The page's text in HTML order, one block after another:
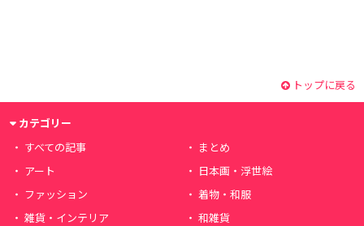
トップに戻る
カテゴリー
すべての記事
まとめ
アート
日本画・浮世絵
ファッション
着物・和服
雑貨・インテリア
和雑貨